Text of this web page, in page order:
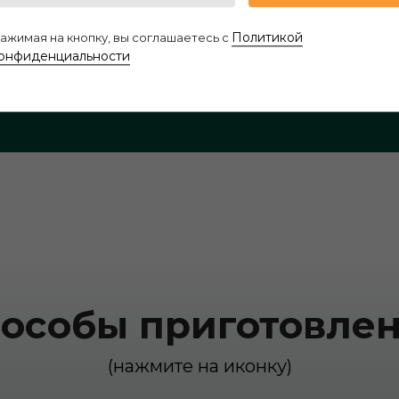
на кнопку, вы соглашаетесь с Политикой
кофе
(нажмите на иконку)